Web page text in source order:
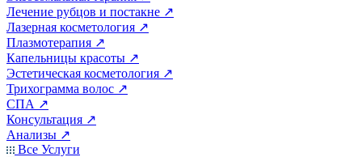
Лечение рубцов и постакне ↗
Лазерная косметология ↗
Плазмотерапия ↗
Капельницы красоты ↗
Эстетическая косметология ↗
Трихограмма волос ↗
СПА ↗
Консультация ↗
Анализы ↗
Все Услуги